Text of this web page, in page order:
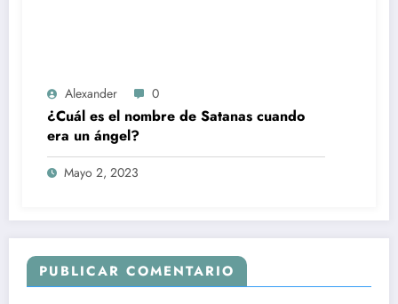
Alexander 0
¿Cuál es el nombre de Satanas cuando
era un ángel?
Mayo 2, 2023
PUBLICAR COMENTARIO